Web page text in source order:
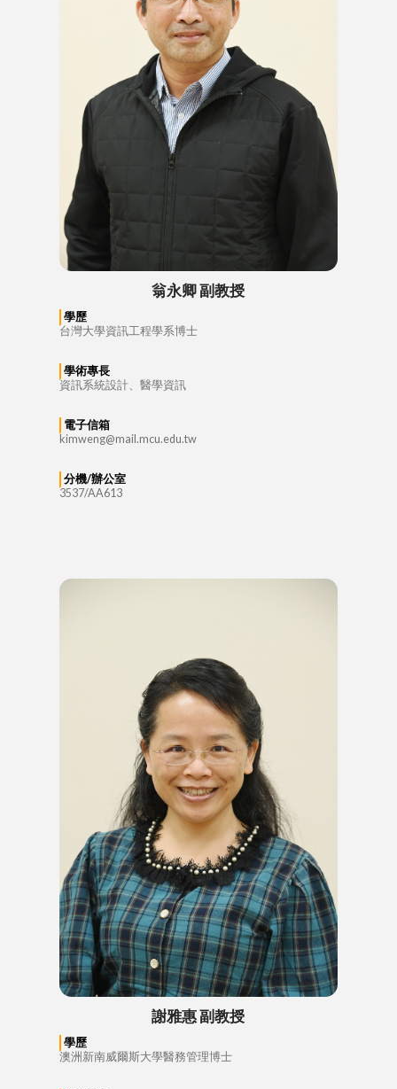
翁永卿 副教授
學歷
台灣大學資訊工程學系博士
學術專長
資訊系統設計、醫學資訊
電子信箱
kimweng@mail.mcu.edu.tw
分機/辦公室
3537/AA613
謝雅惠 副教授
學歷
澳洲新南威爾斯大學醫務管理博士